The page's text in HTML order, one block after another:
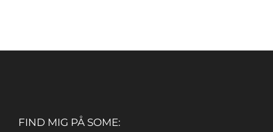
FIND MIG PÅ SOME: